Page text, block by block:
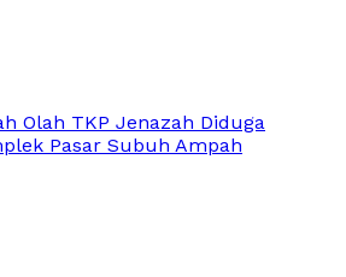
Olah TKP Jenazah Diduga
Pasar Subuh Ampah